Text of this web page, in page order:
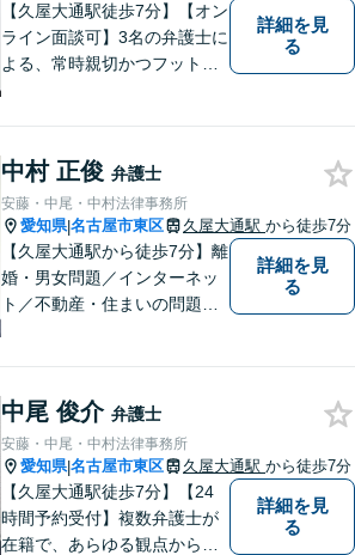
【久屋大通駅徒歩7分】【オン
ライン面談可】3名の弁護士に
よる、常時親切かつフットワ
隣接士業や不動産会社との緊
密な連携を実現！【初回相談
無料】
詳細を見
る
中村 正俊 弁護士
安藤・中尾・中村法律事務所
愛知県|名古屋市東区 久屋大通駅 から徒歩7分
【久屋大通駅から徒歩7分】離
婚・男女問題／インターネッ
ト／不動産・住まいの問題に
をもとに柔軟に対応いたしま
す。まずはご相談ください。
【土日祝、夜間の相談可】
詳細を見
る
中尾 俊介 弁護士
安藤・中尾・中村法律事務所
愛知県|名古屋市東区 久屋大通駅 から徒歩7分
【久屋大通駅徒歩7分】【24
時間予約受付】複数弁護士が
在籍で、あらゆる観点から丁
詳細を見
る